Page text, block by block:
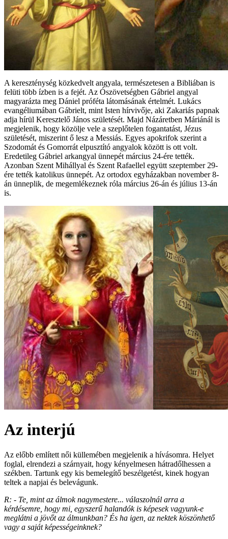
A kereszténység közkedvelt angyala, természetesen a Bibliában is
felüti több ízben is a fejét. Az Ószövetségben Gábriel angyal
magyarázta meg Dániel próféta látomásának értelmét. Lukács
evangéliumában Gábrielt, mint Isten hírvivője, aki Zakariás papnak
adja hírül Keresztelő János születését. Majd Názáretben Máriánál is
megjelenik, hogy közölje vele a szeplőtelen fogantatást, Jézus
születését, miszerint ő lesz a Messiás. Egyes apokrifok szerint a
Szodomát és Gomorrát elpusztító angyalok között is ott volt.
Eredetileg Gábriel arkangyal ünnepét március 24-ére tették.
Azonban Szent Mihállyal és Szent Rafaellel együtt szeptember 29-
ére tették katolikus ünnepét. Az ortodox egyházakban november 8-
án ünneplik, de megemlékeznek róla március 26-án és július 13-án
is.
Az interjú
Az előbb említett női küllemében megjelenik a hívásomra. Helyet
foglal, elrendezi a szárnyait, hogy kényelmesen hátradőlhessen a
székben. Tartunk egy kis bemelegítő beszélgetést, kinek hogyan
teltek a napjai és belevágunk.
R: - Te, mint az álmok nagymestere... válaszolnál arra a
kérdésemre, hogy mi, egyszerű halandók is képesek vagyunk-e
meglátni a jövőt az álmunkban? És ha igen, az nektek köszönhető
vagy a saját képességeinknek?